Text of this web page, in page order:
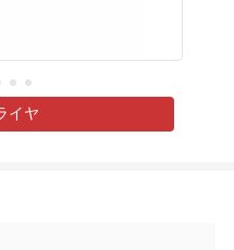
イヤ